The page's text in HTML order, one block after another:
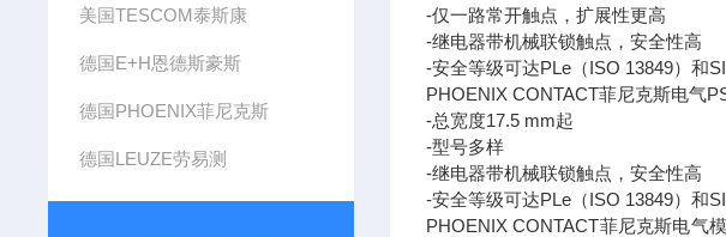
美国TESCOM泰斯康
德国E+H恩德斯豪斯
德国PHOENIX菲尼克斯
德国LEUZE劳易测
-仅一路常开触点，扩展性更高
-继电器带机械联锁触点，安全性高
-安全等级可达PLe（ISO 13849）和
PHOENIX CONTACT菲尼克斯电气
-总宽度17.5 mm起
-型号多样
-继电器带机械联锁触点，安全性高
-安全等级可达PLe（ISO 13849）和
PHOENIX CONTACT菲尼克斯电气